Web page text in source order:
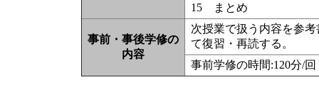
15 まとめ
事前・事後学修の
内容
次授業で扱う内容を参
て復習・再読する。
事前学修の時間:120